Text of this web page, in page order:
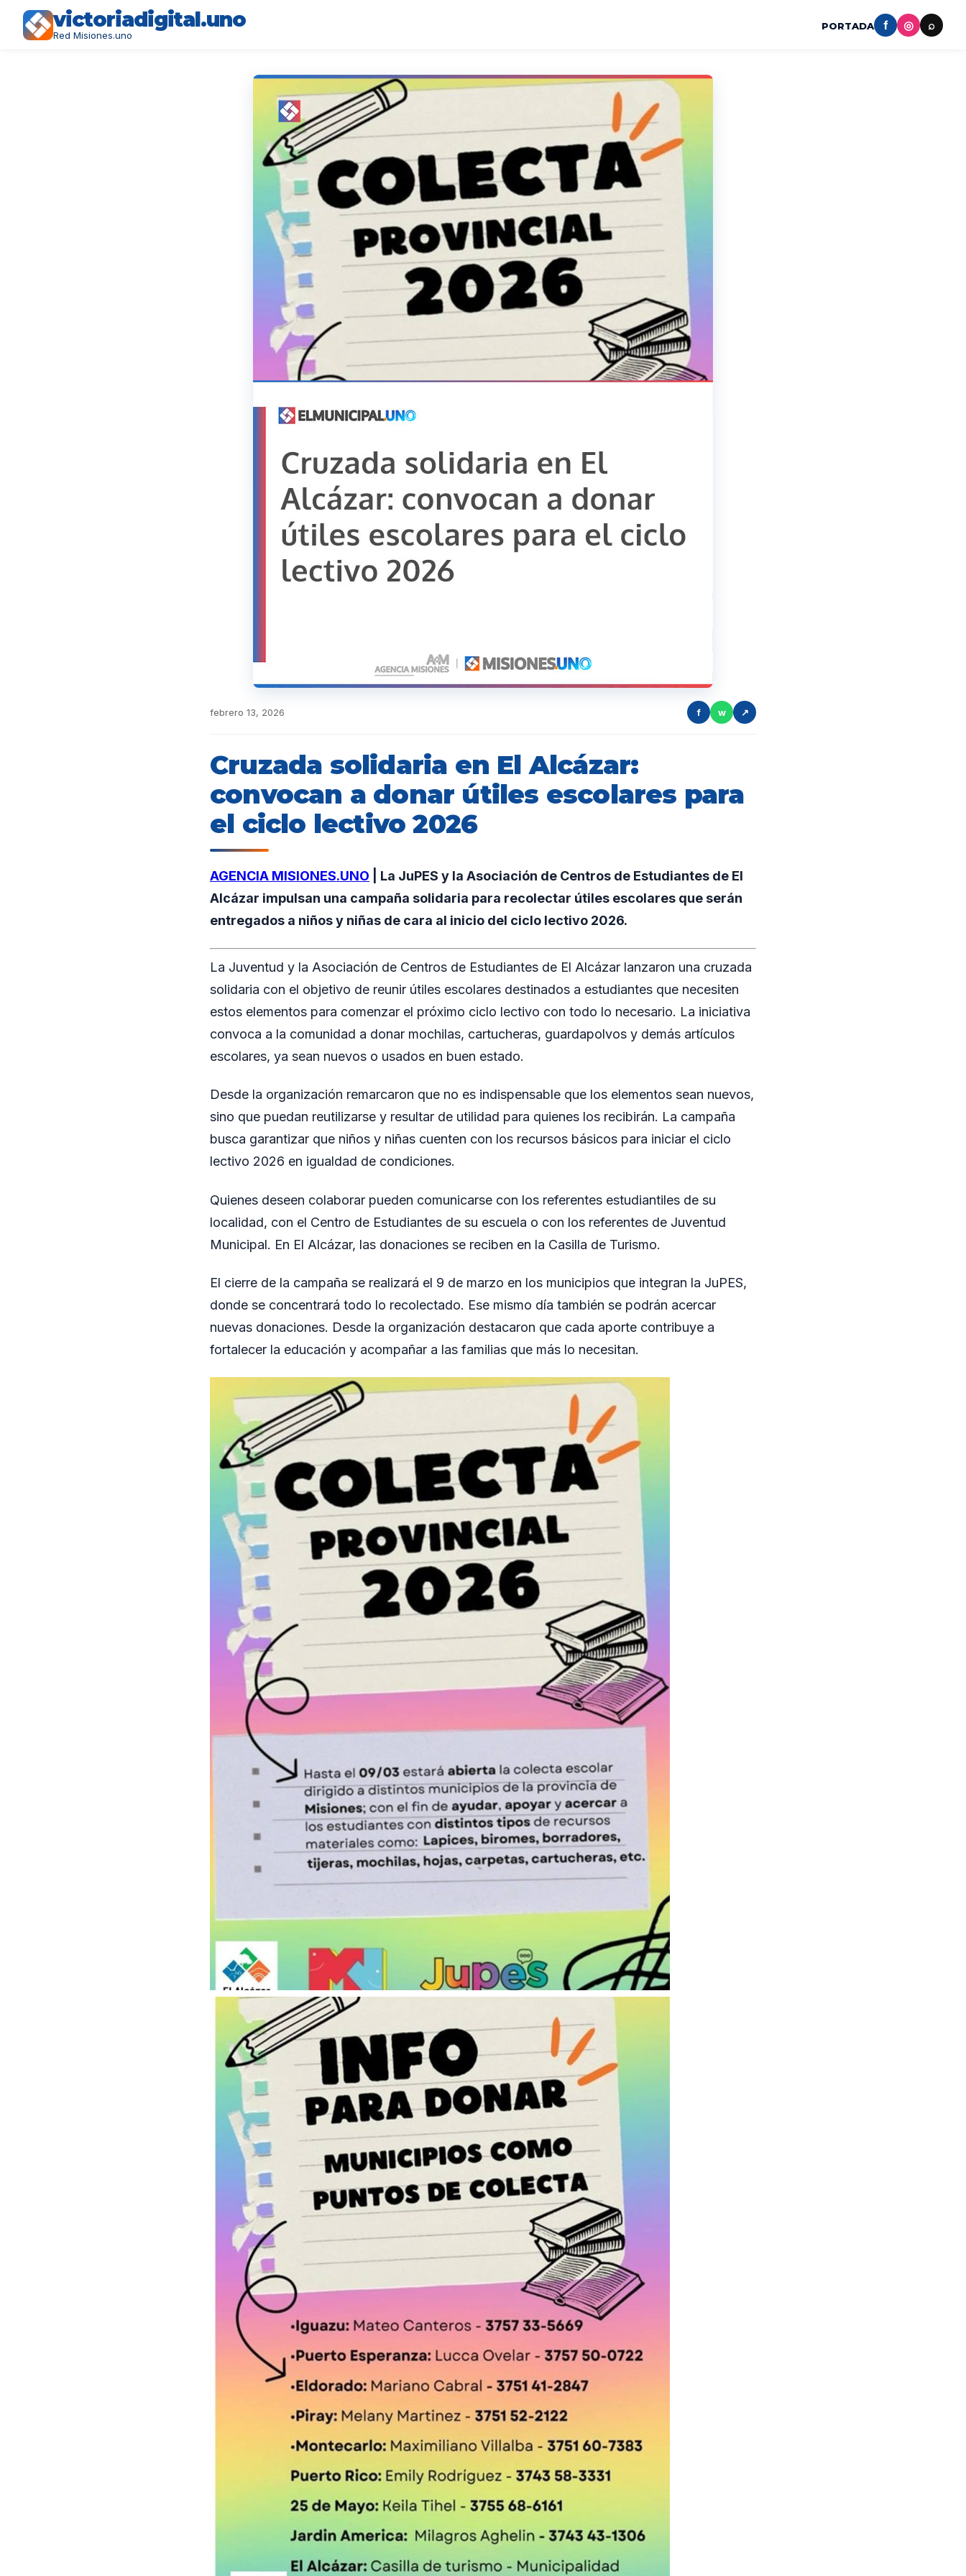
victoriadigital.uno
Red Misiones.uno
PORTADA f ◎ ⌕
febrero 13, 2026 f w ↗
Cruzada solidaria en El Alcázar:
convocan a donar útiles escolares para
el ciclo lectivo 2026
AGENCIA MISIONES.UNO | La JuPES y la Asociación de Centros de Estudiantes de El
Alcázar impulsan una campaña solidaria para recolectar útiles escolares que serán
entregados a niños y niñas de cara al inicio del ciclo lectivo 2026.
La Juventud y la Asociación de Centros de Estudiantes de El Alcázar lanzaron una cruzada
solidaria con el objetivo de reunir útiles escolares destinados a estudiantes que necesiten
estos elementos para comenzar el próximo ciclo lectivo con todo lo necesario. La iniciativa
convoca a la comunidad a donar mochilas, cartucheras, guardapolvos y demás artículos
escolares, ya sean nuevos o usados en buen estado.
Desde la organización remarcaron que no es indispensable que los elementos sean nuevos,
sino que puedan reutilizarse y resultar de utilidad para quienes los recibirán. La campaña
busca garantizar que niños y niñas cuenten con los recursos básicos para iniciar el ciclo
lectivo 2026 en igualdad de condiciones.
Quienes deseen colaborar pueden comunicarse con los referentes estudiantiles de su
localidad, con el Centro de Estudiantes de su escuela o con los referentes de Juventud
Municipal. En El Alcázar, las donaciones se reciben en la Casilla de Turismo.
El cierre de la campaña se realizará el 9 de marzo en los municipios que integran la JuPES,
donde se concentrará todo lo recolectado. Ese mismo día también se podrán acercar
nuevas donaciones. Desde la organización destacaron que cada aporte contribuye a
fortalecer la educación y acompañar a las familias que más lo necesitan.